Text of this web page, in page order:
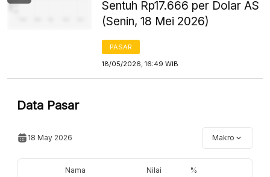
Sentuh Rp17.666 per Dolar AS
(Senin, 18 Mei 2026)
PASAR
18/05/2026, 16:49 WIB
Data Pasar
18 May 2026 Makro
Nama Nilai %